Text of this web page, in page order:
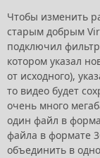
Чтобы изменить
старым добрым
подключил
котором указал
от исходного),
то видео будет
очень много
один файл в
файла в формате
объединить в